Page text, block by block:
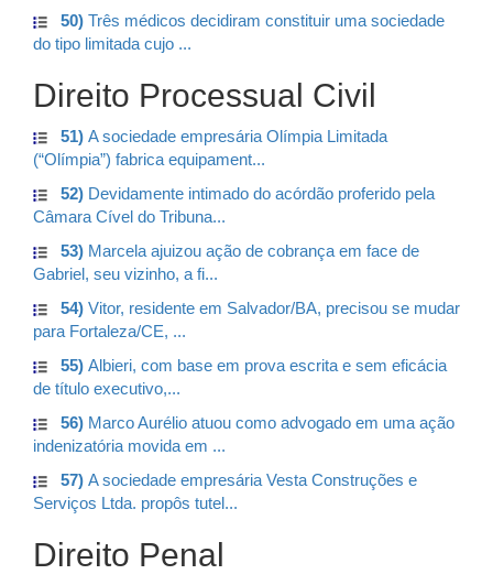
50) Três médicos decidiram constituir uma sociedade
do tipo limitada cujo ...
Direito Processual Civil
51) A sociedade empresária Olímpia Limitada
(“Olímpia”) fabrica equipament...
52) Devidamente intimado do acórdão proferido pela
Câmara Cível do Tribuna...
53) Marcela ajuizou ação de cobrança em face de
Gabriel, seu vizinho, a fi...
54) Vitor, residente em Salvador/BA, precisou se mudar
para Fortaleza/CE, ...
55) Albieri, com base em prova escrita e sem eficácia
de título executivo,...
56) Marco Aurélio atuou como advogado em uma ação
indenizatória movida em ...
57) A sociedade empresária Vesta Construções e
Serviços Ltda. propôs tutel...
Direito Penal